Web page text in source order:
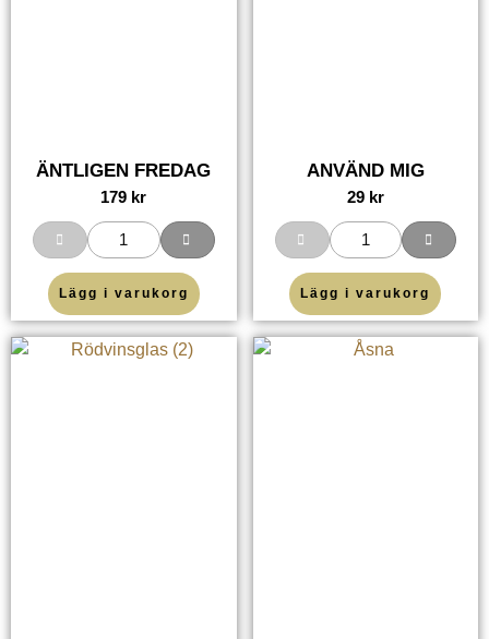
ÄNTLIGEN FREDAG
179 kr
Lägg i varukorg
ANVÄND MIG
29 kr
Lägg i varukorg